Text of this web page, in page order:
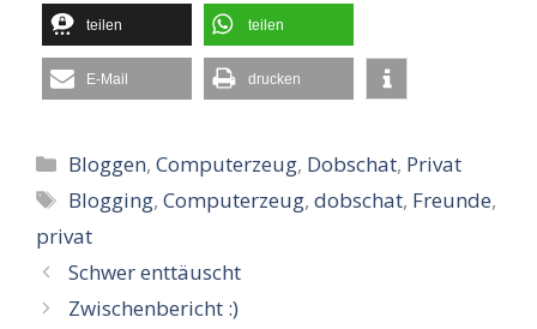
teilen teilen
E-Mail drucken
Kategorien
Bloggen,Computerzeug, Dobschat, Privat
Schlagwörter
Blogging,Computerzeug,dobschat, Freunde,
privat
Schwer enttäuscht
Zwischenbericht :)